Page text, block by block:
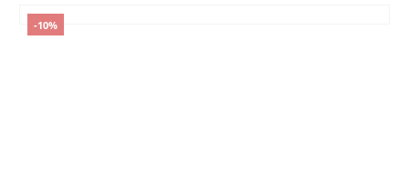
-10%